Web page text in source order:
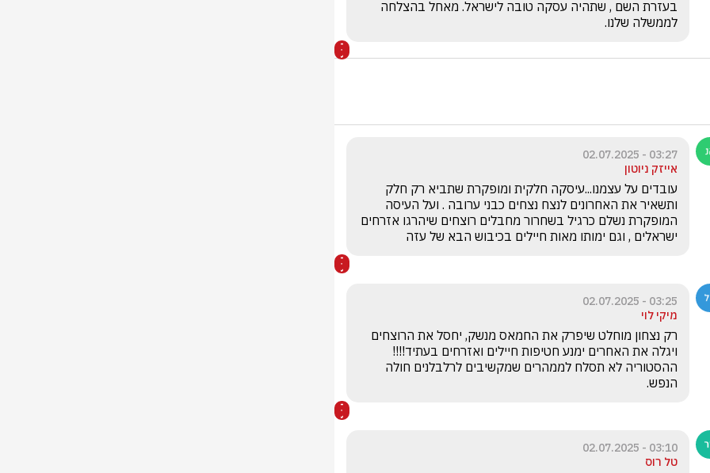
לממשלה שלנו.
03:27 - 02.07.2025
אייזק ניוטון
ישראלים , וגם ימותו מאות חיילים בכיבוש הבא של עזה
03:25 - 02.07.2025
מיקי לוי
הנפש.
03:10 - 02.07.2025
טל רוס